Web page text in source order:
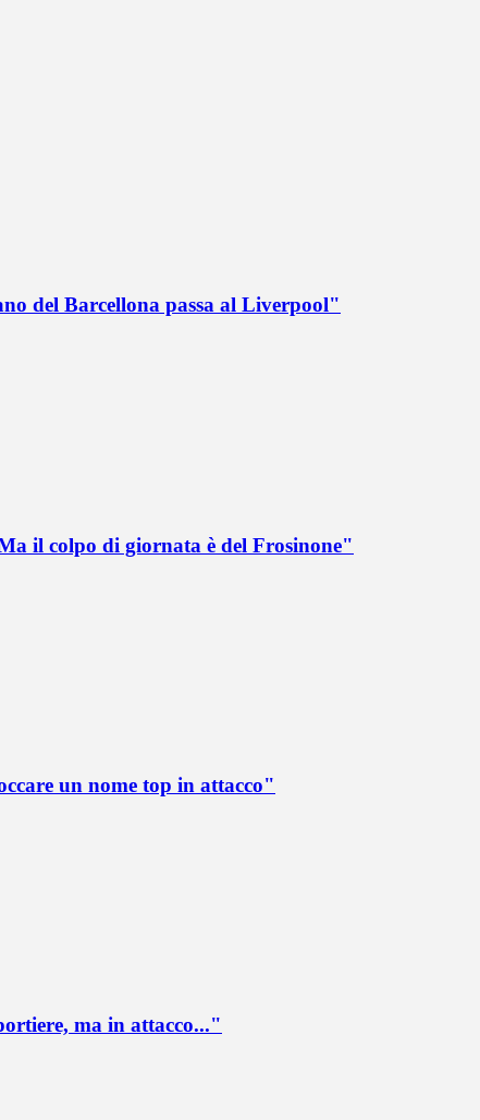
del Barcellona passa al Liverpool"
il colpo di giornata è del Frosinone"
un nome top in attacco"
ma in attacco..."